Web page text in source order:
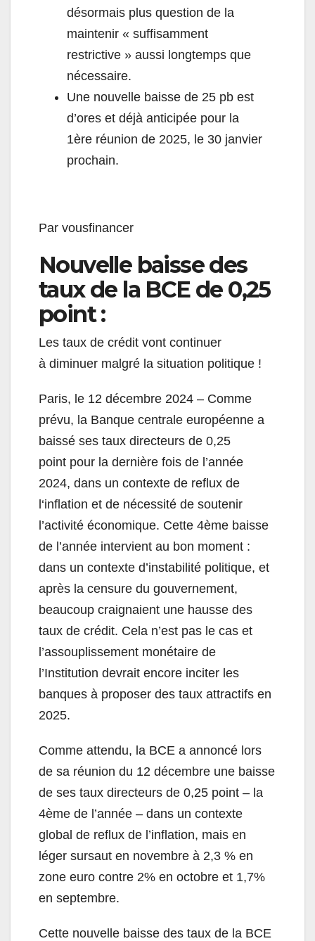
désormais plus question de la
maintenir « suffisamment
restrictive » aussi longtemps que
nécessaire.
Une nouvelle baisse de 25 pb est
d’ores et déjà anticipée pour la
1ère réunion de 2025, le 30 janvier
prochain.
Par vousfinancer
Nouvelle baisse des
taux de la BCE de 0,25
point :
Les taux de crédit vont continuer
à diminuer malgré la situation politique !
Paris, le 12 décembre 2024 – Comme
prévu, la Banque centrale européenne a
baissé ses taux directeurs de 0,25
point pour la dernière fois de l’année
2024, dans un contexte de reflux de
l‘inflation et de nécessité de soutenir
l’activité économique. Cette 4ème baisse
de l’année intervient au bon moment :
dans un contexte d’instabilité politique, et
après la censure du gouvernement,
beaucoup craignaient une hausse des
taux de crédit. Cela n’est pas le cas et
l’assouplissement monétaire de
l’Institution devrait encore inciter les
banques à proposer des taux attractifs en
2025.
Comme attendu, la BCE a annoncé lors
de sa réunion du 12 décembre une baisse
de ses taux directeurs de 0,25 point – la
4ème de l’année – dans un contexte
global de reflux de l’inflation, mais en
léger sursaut en novembre à 2,3 % en
zone euro contre 2% en octobre et 1,7%
en septembre.
Cette nouvelle baisse des taux de la BCE